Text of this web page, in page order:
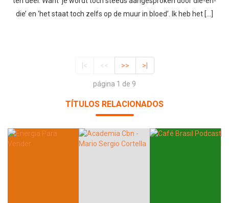
die’ en ‘het staat toch zelfs op de muur in bloed’. Ik heb het […]
|< << >> >|
página 1 de 9
TÍTULOS RELACIONADOS